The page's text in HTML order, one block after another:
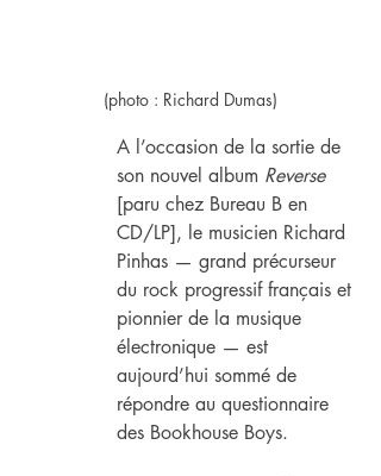
(photo : Richard Dumas)
A l’occasion de la sortie de
son nouvel album Reverse
[paru chez Bureau B en
CD/LP], le musicien Richard
Pinhas — grand précurseur
du rock progressif français et
pionnier de la musique
électronique — est
aujourd’hui sommé de
répondre au questionnaire
des Bookhouse Boys.